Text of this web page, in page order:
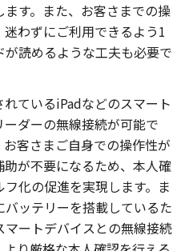
す。また、お客さまでの操
わずにご利用できるよう1
読めるような工夫も必要で
ているiPadなどのスマート
ダーの無線接続が可能で
客さまご自身での操作性が
が不要になるため、本人確
化の促進を実現します。ま
ッテリーを搭載しているた
ートデバイスとの無線接続